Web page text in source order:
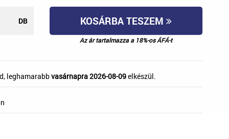
DB KOSÁRBA TESZEM
Az ár tartalmazza a 18%-os ÁFÁ-t
leghamarabbvasárnapra 2026-08-09elkészül.